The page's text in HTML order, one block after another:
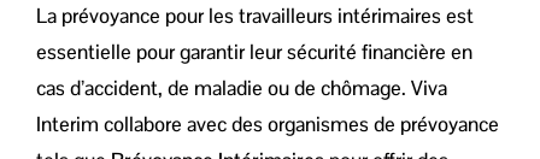
La prévoyance pour les travailleurs intérimaires est
essentielle pour garantir leur sécurité financière en
cas d’accident, de maladie ou de chômage. Viva
Interim collabore avec des organismes de prévoyance